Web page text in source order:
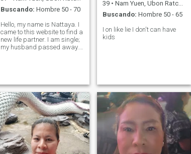
Buscando: Hombre 50 - 70
Hello, my name is Nattaya. I
came to this website to find a
new life partner. I am single;
my husband passed away. I
39 • Nam Yuen, Ubon Ratchathani, Tailandia
Buscando: Hombre 50 - 65
I on like lie I don't can have
kids